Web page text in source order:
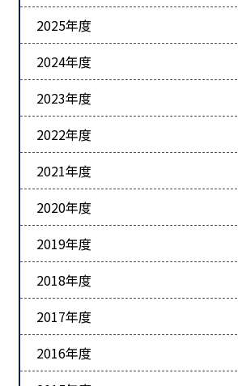
2025年度
2024年度
2023年度
2022年度
2021年度
2020年度
2019年度
2018年度
2017年度
2016年度